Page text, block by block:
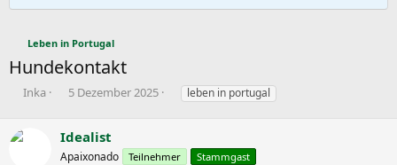
Leben in Portugal
Hundekontakt
E
t
Inka
E
t
e
5 Dezember 2025
S
a
leben in portugal
Idealist
Apaixonado Teilnehmer Stammgast